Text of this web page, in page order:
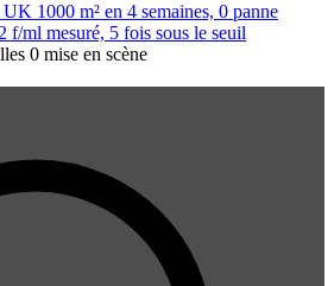
UK 1000 m² en 4 semaines, 0 panne
f/ml mesuré, 5 fois sous le seuil
0 mise en scène